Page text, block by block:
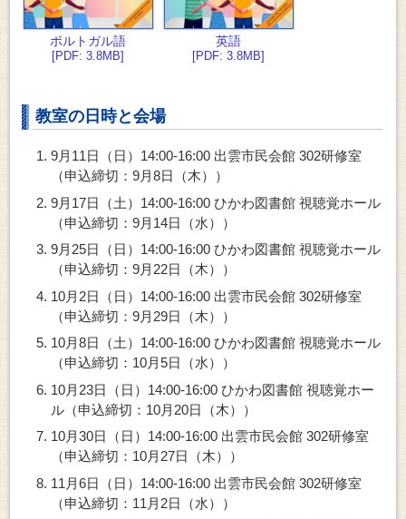
ポルトガル語
[PDF: 3.8MB]
英語
[PDF: 3.8MB]
教室の日時と会場
9月11日（日）14:00-16:00 出雲市民会館 302研修室
（申込締切：9月8日（木））
9月17日（土）14:00-16:00 ひかわ図書館 視聴覚ホール
（申込締切：9月14日（水））
9月25日（日）14:00-16:00 ひかわ図書館 視聴覚ホール
（申込締切：9月22日（木））
10月2日（日）14:00-16:00 出雲市民会館 302研修室
（申込締切：9月29日（木））
10月8日（土）14:00-16:00 ひかわ図書館 視聴覚ホール
（申込締切：10月5日（水））
10月23日（日）14:00-16:00 ひかわ図書館 視聴覚ホー
ル（申込締切：10月20日（木））
10月30日（日）14:00-16:00 出雲市民会館 302研修室
（申込締切：10月27日（木））
11月6日（日）14:00-16:00 出雲市民会館 302研修室
（申込締切：11月2日（水））